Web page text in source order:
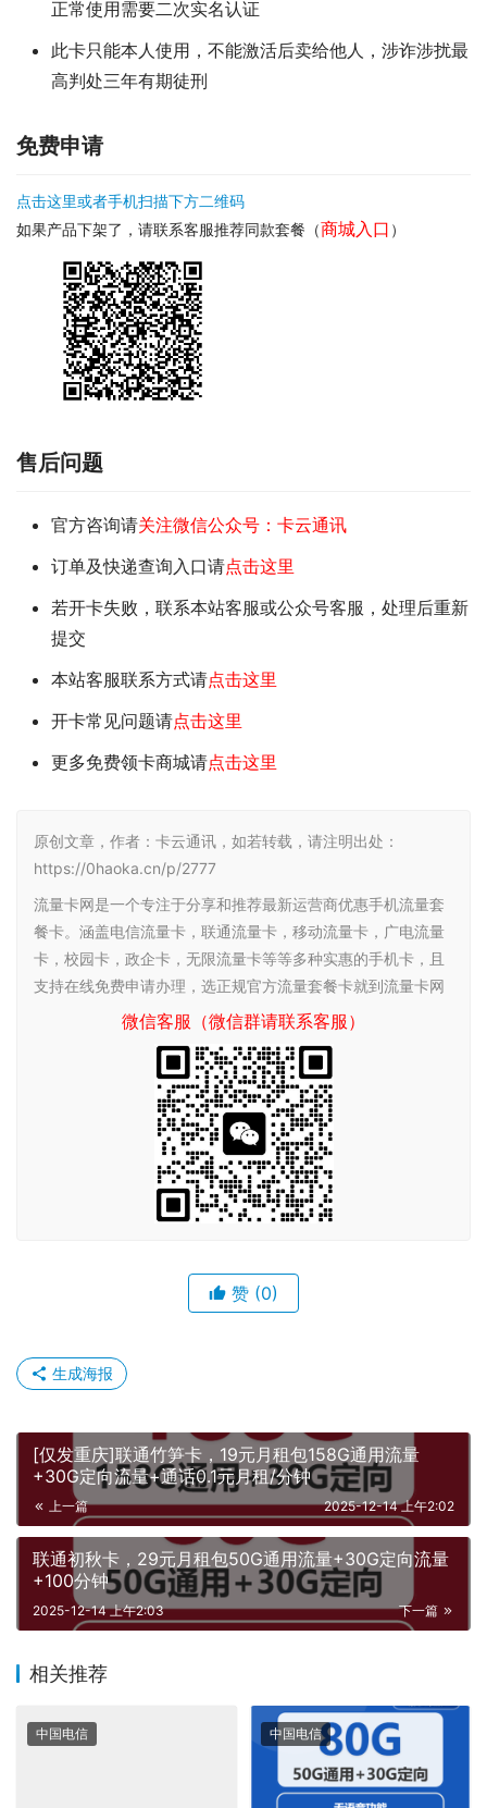
正常使用需要二次实名认证
此卡只能本人使用，不能激活后卖给他人，涉诈涉扰最
高判处三年有期徒刑
免费申请
点击这里或者手机扫描下方二维码
如果产品下架了，请联系客服推荐同款套餐（商城入口 ）
售后问题
官方咨询请关注微信公众号：卡云通讯
订单及快递查询入口请点击这里
若开卡失败，联系本站客服或公众号客服，处理后重新
提交
本站客服联系方式请点击这里
开卡常见问题请点击这里
更多免费领卡商城请点击这里
原创文章，作者：卡云通讯，如若转载，请注明出处：
https://0haoka.cn/p/2777
流量卡网是一个专注于分享和推荐最新运营商优惠手机流量套
餐卡。涵盖电信流量卡，联通流量卡，移动流量卡，广电流量
卡，校园卡，政企卡，无限流量卡等等多种实惠的手机卡，且
支持在线免费申请办理，选正规官方流量套餐卡就到流量卡网
微信客服（微信群请联系客服）
赞 (0)
生成海报
[仅发重庆]联通竹笋卡，19元月租包158G通用流量
+30G定向流量+通话0.1元月租/分钟
上一篇 2025-12-14 上午2:02
联通初秋卡，29元月租包50G通用流量+30G定向流量
+100分钟
下一篇
2025-12-14 上午2:03
相关推荐
中国电信 中国电信